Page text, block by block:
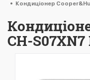
Кондиціонер
CH-